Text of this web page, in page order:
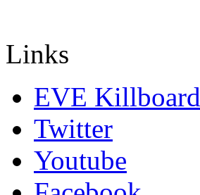
Links
EVE Killboard
Twitter
Youtube